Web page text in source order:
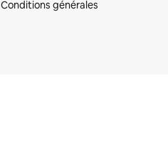
Conditions générales